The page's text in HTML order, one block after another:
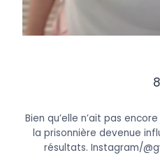
8
Bien qu’elle n’ait pas
la prisonnière devenue
résultats. Instagram/